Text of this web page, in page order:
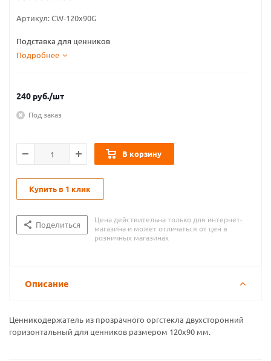
Артикул:CW-120x90G
Подставка для ценников
Подробнее
240 руб./шт
Под заказ
В корзину
Купить в 1 клик
Поделиться
Цена действительна только для интернет-
магазина и может отличаться от цен в
розничных магазинах
Описание
Ценникодержатель из прозрачного оргстекла двухсторонний
горизонтальный для ценников размером 120х90 мм.